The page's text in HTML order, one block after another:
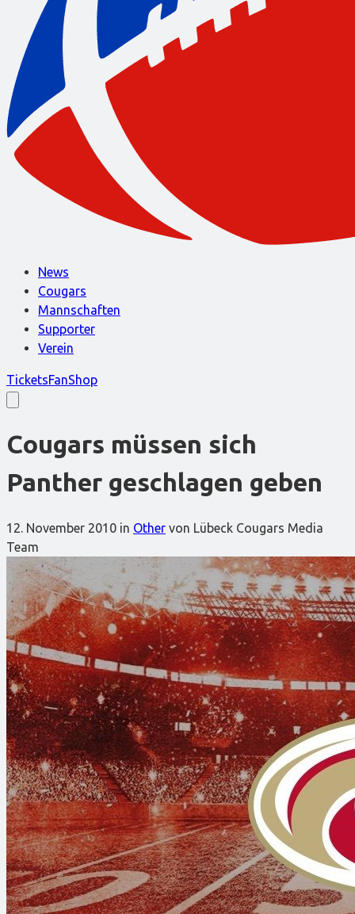
News
Cougars
Mannschaften
Supporter
Verein
TicketsFanShop
Cougars müssen sich
Panther geschlagen geben
12. November 2010 in Other von Lübeck Cougars Media
Team